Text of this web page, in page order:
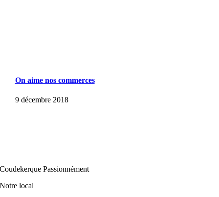
On aime nos commerces
9 décembre 2018
Coudekerque Passionnément
Notre local